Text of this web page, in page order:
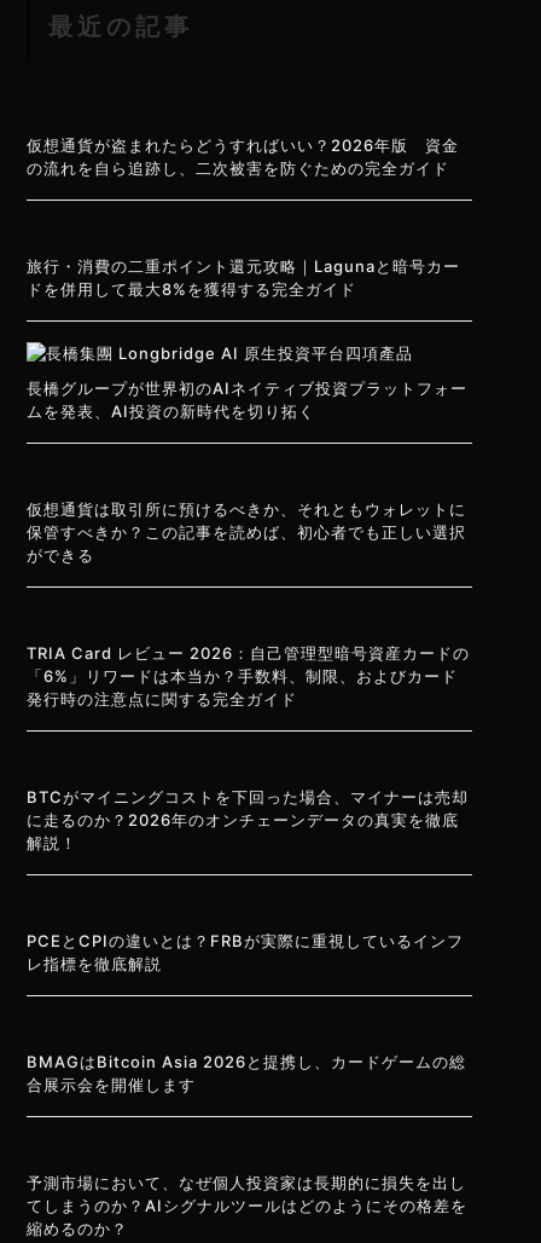
最近の記事
仮想通貨が盗まれたらどうすればいい？2026年版 資金
の流れを自ら追跡し、二次被害を防ぐための完全ガイド
旅行・消費の二重ポイント還元攻略｜Lagunaと暗号カー
ドを併用して最大8%を獲得する完全ガイド
長橋グループが世界初のAIネイティブ投資プラットフォー
ムを発表、AI投資の新時代を切り拓く
仮想通貨は取引所に預けるべきか、それともウォレットに
保管すべきか？この記事を読めば、初心者でも正しい選択
ができる
TRIA Card レビュー 2026：自己管理型暗号資産カードの
「6%」リワードは本当か？手数料、制限、およびカード
発行時の注意点に関する完全ガイド
BTCがマイニングコストを下回った場合、マイナーは売却
に走るのか？2026年のオンチェーンデータの真実を徹底
解説！
PCEとCPIの違いとは？FRBが実際に重視しているインフ
レ指標を徹底解説
BMAGはBitcoin Asia 2026と提携し、カードゲームの総
合展示会を開催します
予測市場において、なぜ個人投資家は長期的に損失を出し
てしまうのか？AIシグナルツールはどのようにその格差を
縮めるのか？